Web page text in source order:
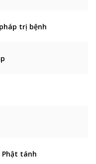
trị bệnh
Phật tánh